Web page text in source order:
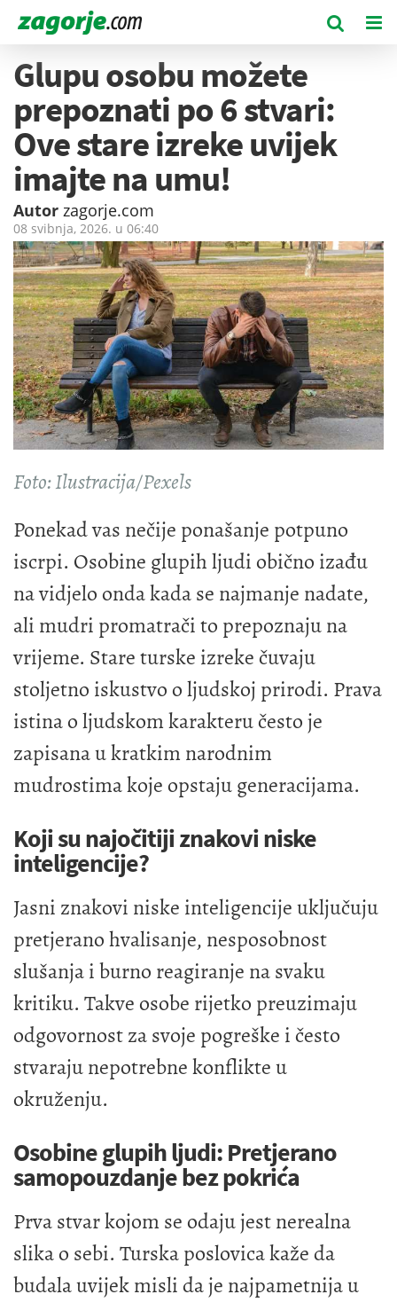
Glupu osobu možete
prepoznati po 6 stvari:
Ove stare izreke uvijek
imajte na umu!
Autor zagorje.com
08 svibnja, 2026. u 06:40
Foto: Ilustracija/Pexels
Ponekad vas nečije ponašanje potpuno
iscrpi. Osobine glupih ljudi obično izađu
na vidjelo onda kada se najmanje nadate,
ali mudri promatrači to prepoznaju na
vrijeme. Stare turske izreke čuvaju
stoljetno iskustvo o ljudskoj prirodi. Prava
istina o ljudskom karakteru često je
zapisana u kratkim narodnim
mudrostima koje opstaju generacijama.
Koji su najočitiji znakovi niske
inteligencije?
Jasni znakovi niske inteligencije uključuju
pretjerano hvalisanje, nesposobnost
slušanja i burno reagiranje na svaku
kritiku. Takve osobe rijetko preuzimaju
odgovornost za svoje pogreške i često
stvaraju nepotrebne konflikte u
okruženju.
Osobine glupih ljudi: Pretjerano
samopouzdanje bez pokrića
Prva stvar kojom se odaju jest nerealna
slika o sebi. Turska poslovica kaže da
budala uvijek misli da je najpametnija u